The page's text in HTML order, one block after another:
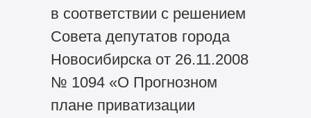
в соответствии с решением
Совета депутатов города
Новосибирска от 26.11.2008
№ 1094 «О Прогнозном
плане приватизации